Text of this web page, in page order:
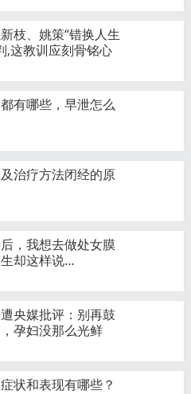
枝、姚策“错换人生
,这教训应刻骨铭心
有哪些，早泄怎么
治疗方法闭经的原
，我想去做处女膜
却这样说…
央媒批评：别再鼓
孕妇没那么光鲜
状和表现有哪些？